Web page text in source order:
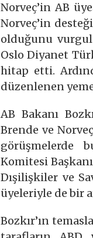
Norveç’in AB
Norveç’in
olduğunu
Oslo Diyanet
hitap etti.
düzenlenen
AB Bakanı
Brende ve
görüşmelerde
Komitesi
Dışilişkiler ve
üyeleriyle de bir
Bozkır’ın